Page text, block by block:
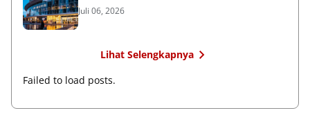
Juli 06, 2026
Lihat Selengkapnya
Failed to load posts.